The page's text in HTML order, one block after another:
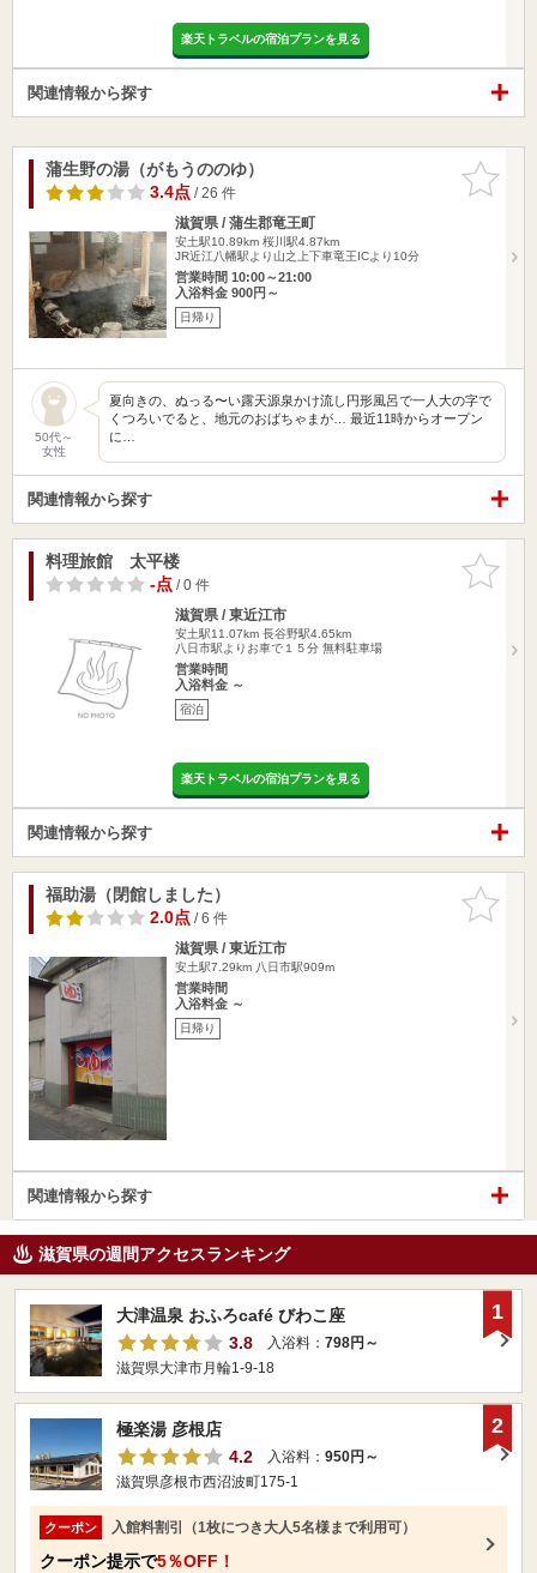
楽天トラベルの宿泊プランを見る
関連情報から探す
お気に入
りに追加
蒲生野の湯（がもうののゆ）
3.4点/ 26 件
滋賀県 / 蒲生郡竜王町
安土駅10.89km 桜川駅4.87km
JR近江八幡駅より山之上下車竜王ICより10分
営業時間 10:00～21:00
入浴料金 900円～
日帰り
50代～
女性
夏向きの、ぬっる〜い露天源泉かけ流し円形風呂で一人大の字で
くつろいでると、地元のおばちゃまが… 最近11時からオープン
に…
関連情報から探す
お気に入
りに追加
料理旅館 太平楼
-点/ 0 件
滋賀県 / 東近江市
安土駅11.07km 長谷野駅4.65km
八日市駅よりお車で１５分 無料駐車場
営業時間
入浴料金 ～
宿泊
楽天トラベルの宿泊プランを見る
関連情報から探す
お気に入
りに追加
福助湯（閉館しました）
2.0点/ 6 件
滋賀県 / 東近江市
安土駅7.29km 八日市駅909m
営業時間
入浴料金 ～
日帰り
関連情報から探す
滋賀県の週間アクセスランキング
大津温泉 おふろcafé びわこ座
3.8
入浴料： 798円～
滋賀県大津市月輪1-9-18
1
極楽湯 彦根店
4.2
入浴料： 950円～
滋賀県彦根市西沼波町175-1
クーポン 入館料割引（1枚につき大人5名様まで利用可）
クーポン提示で5％OFF！
2